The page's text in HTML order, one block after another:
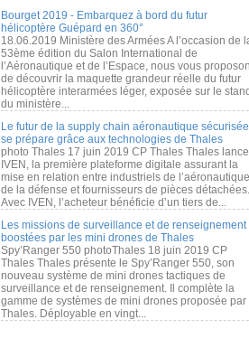
Bourget 2019 - Embarquez à bord du futur
hélicoptère Guépard en 360°
18.06.2019 Ministère des Armées A l’occasion de
53ème édition du Salon International de
l’Aéronautique et de l’Espace, nous vous
de découvrir la maquette grandeur réelle du futur
hélicoptère interarmées léger, exposée sur le stand
du ministère...
Le futur de la supply chain aéronautique sécurisée
se prépare grâce aux technologies de Thales
photo Thales 17 juin 2019 CP Thales Thales lance
IVEN, la première plateforme digitale assurant la
mise en relation entre industriels de
de la défense et fournisseurs de pièces détachées.
Avec IVEN, l’acheteur bénéficie d’un tiers de...
Les missions de surveillance et de renseignement
boostées par les mini drones de Thales
Spy’Ranger 550 photoThales 18 juin 2019 CP
Thales Thales présente le Spy’Ranger 550, son
nouveau système de mini drones tactiques de
surveillance et de renseignement. Il complète la
gamme de systèmes de mini drones proposée par
Thales. Déployable en vingt...